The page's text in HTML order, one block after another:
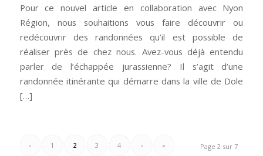
Pour ce nouvel article en collaboration avec Nyon
Région, nous souhaitions vous faire découvrir ou
redécouvrir des randonnées qu’il est possible de
réaliser près de chez nous. Avez-vous déjà entendu
parler de l’échappée jurassienne? Il s’agit d’une
randonnée itinérante qui démarre dans la ville de Dole
[…]
Page 2 sur 7
‹ 1 2 3 4 › »